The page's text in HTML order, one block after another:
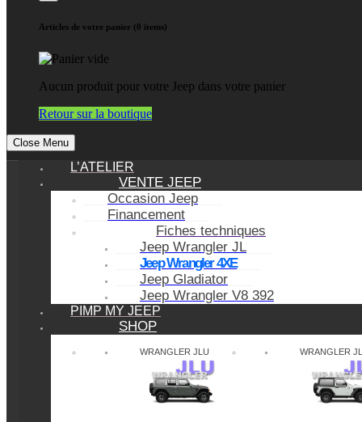
Articles de votre panier (0 items)
Aucun produit pour votre Jeep dans votre panier
Retour sur la boutique
Close Menu
L’ATELIER
VENTE JEEP
Occasion Jeep
Financement
Fiches techniques
Jeep Wrangler JL
Jeep Wrangler 4XE
Jeep Gladiator
Jeep Wrangler V8 392
PIMP MY JEEP
SHOP
WRANGLER JLU WRANGLER JL